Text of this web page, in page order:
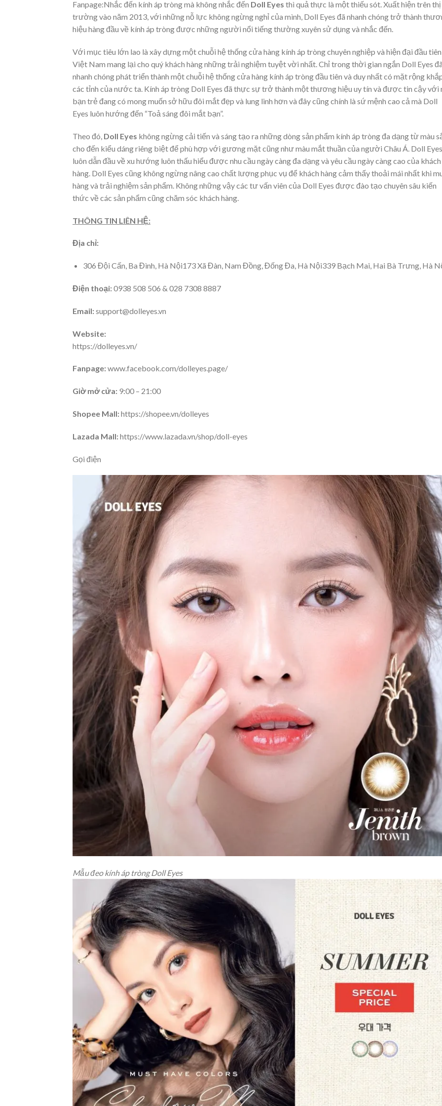
Fanpage:Nhắc đến kính áp tròng mà không nhắc đến Doll Eyes thì quả thực là một thiếu sót. Xuất hiện trên thị
trường vào năm 2013, với những nỗ lực không ngừng nghỉ của mình, Doll Eyes đã nhanh chóng trở thành
hiệu hàng đầu về kính áp tròng được những người nổi tiếng thường xuyên sử dụng và nhắc đến.
Với mục tiêu lớn lao là xây dựng một chuỗi hệ thống cửa hàng kính áp tròng chuyên nghiệp và hiện đại đầu
Việt Nam mang lại cho quý khách hàng những trải nghiệm tuyệt vời nhất. Chỉ trong thời gian ngắn Doll Eyes
nhanh chóng phát triển thành một chuỗi hệ thống cửa hàng kính áp tròng đầu tiên và duy nhất có mặt rộng
các tỉnh của nước ta. Kính áp tròng Doll Eyes đã thực sự trở thành một thương hiệu uy tín và được tin cậy với
bạn trẻ đang có mong muốn sở hữu đôi mắt đẹp và lung linh hơn và đây cũng chính là sứ mệnh cao cả mà Doll
Eyes luôn hướng đến “Toả sáng đôi mắt bạn”.
Theo đó, Doll Eyes không ngừng cải tiến và sáng tạo ra những dòng sản phẩm kính áp tròng đa dạng từ màu
cho đến kiểu dáng riêng biệt để phù hợp với gương mặt cũng như màu mắt thuần của người Châu Á. Doll Eyes
luôn dẫn đầu về xu hướng luôn thấu hiểu được nhu cầu ngày càng đa dạng và yêu cầu ngày càng cao của khách
hàng. Doll Eyes cũng không ngừng nâng cao chất lượng phục vụ để khách hàng cảm thấy thoải mái nhất khi
hàng và trải nghiệm sản phẩm. Không những vậy các tư vấn viên của Doll Eyes được đào tạo chuyên sâu kiến
thức về các sản phẩm cũng chăm sóc khách hàng.
THÔNG TIN LIÊN HỆ:
Địa chỉ:
306 Đội Cấn, Ba Đình, Hà Nội173 Xã Đàn, Nam Đồng, Đống Đa, Hà Nội339 Bạch Mai, Hai Bà Trưng, Hà
Điện thoại:0938 508 506 & 028 7308 8887
Email:support@dolleyes.vn
Website:
https://dolleyes.vn/
Fanpage:www.facebook.com/dolleyes.page/
Giờ mở cửa: 9:00 – 21:00
Shopee Mall:https://shopee.vn/dolleyes
Lazada Mall:https://www.lazada.vn/shop/doll-eyes
Gọi điện
Mẫu đeo kính áp tròng Doll Eyes